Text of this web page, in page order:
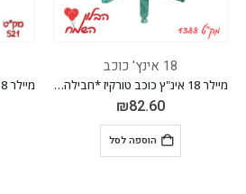
18 אינץ' כוכב
מיילר 18 אינ"ץ כוכב טורקיז *חבילה של 50 יח'*
₪82.60
הוספה לסל